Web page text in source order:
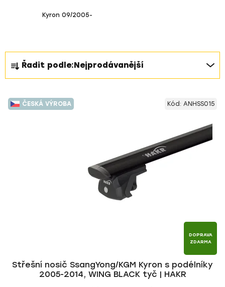
Kyron 09/2005-
Ř
a
z
e
n
Řadit podle:Nejprodávanější
V
ý
ČESKÁ VÝROBA
DOPRAVA
ZDARMA
Střešní nosič SsangYong/KGM Kyron s podélníky
2005-2014, WING BLACK tyč | HAKR
Kód: ANHSS015